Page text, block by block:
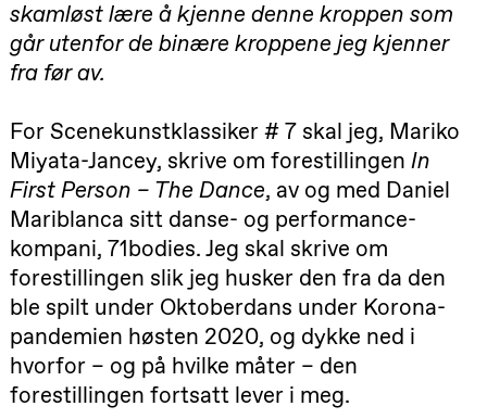
Oslo
Sinfonietta /​
Ivar Furre
Aam
crypt_ –
Umemoto
Store scene
(Black Box
teater)
Fredag 18. september
Pinquins &
Kjersti Alm
Eriksen
Hi sida
Store scene
(Black Box
teater)
Lørdag 19. september
skamløst lære å kjenne denne kroppen som
går utenfor de binære kroppene jeg kjenner
fra før av.
For Scenekunstklassiker # 7 skal jeg, Mariko
Miyata-Jancey, skrive om forestillingenIn
First Person – The Dance, av og med Daniel
Mariblanca sitt danse- og performance-
kompani, 71bodies. Jeg skal skrive om
forestillingen slik jeg husker den fra da den
ble spilt under Oktoberdans under Korona-
pandemien høsten 2020, og dykke ned i
hvorfor – og på hvilke måter – den
forestillingen fortsatt lever i meg.